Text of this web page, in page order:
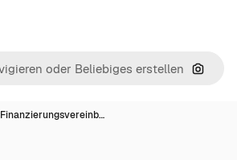
Nach
Finanzierungsvereinb…